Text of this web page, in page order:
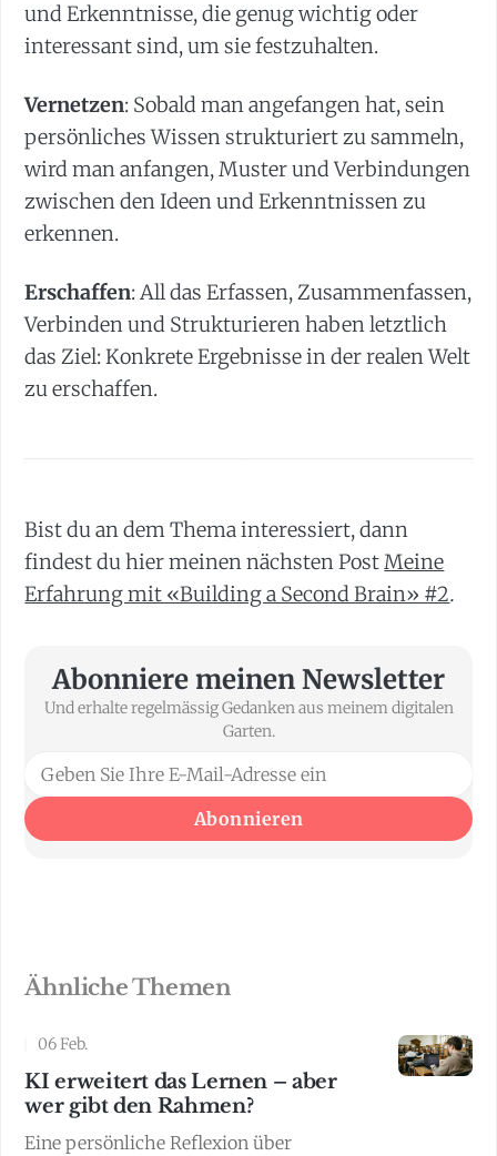
und Erkenntnisse, die genug wichtig oder
interessant sind, um sie festzuhalten.
Vernetzen: Sobald man angefangen hat, sein
persönliches Wissen strukturiert zu sammeln,
wird man anfangen, Muster und Verbindungen
zwischen den Ideen und Erkenntnissen zu
erkennen.
Erschaffen: All das Erfassen, Zusammenfassen,
Verbinden und Strukturieren haben letztlich
das Ziel: Konkrete Ergebnisse in der realen Welt
zu erschaffen.
Bist du an dem Thema interessiert, dann
findest du hier meinen nächsten PostMeine
Erfahrung mit «Building a Second Brain» #2.
Abonniere meinen Newsletter
Und erhalte regelmässig Gedanken aus meinem digitalen
Garten.
Abonnieren
Ähnliche Themen
06 Feb.
KI erweitert das Lernen – aber
wer gibt den Rahmen?
Eine persönliche Reflexion über